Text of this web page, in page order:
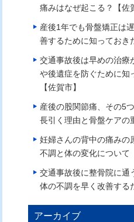
痛みはなぜ起こる？【佐
産後1年でも骨盤矯正は
善するために知っておき
交通事故後は早めの治療
や後遺症を防ぐために知
【佐賀市】
産後の股関節痛、その5
長引く理由と骨盤ケアの
妊婦さんの背中の痛みの
不調と体の変化について
交通事故後に整骨院に通
体の不調を早く改善する
アーカイブ